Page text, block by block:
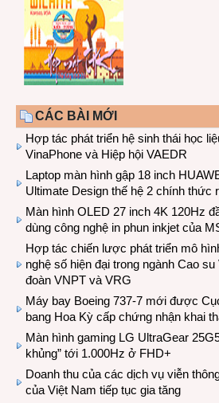
CÁC BÀI MỚI
Hợp tác phát triển hệ sinh thái học
VinaPhone và Hiệp hội VAEDR
Laptop màn hình gập 18 inch
Ultimate Design thế hệ 2 chính thức
Màn hình OLED 27 inch 4K 120Hz
dùng công nghệ in phun inkjet của
Hợp tác chiến lược phát triển mô
nghệ số hiện đại trong ngành Cao
đoàn VNPT và VRG
Máy bay Boeing 737-7 mới được
bang Hoa Kỳ cấp chứng nhận khai
Màn hình gaming LG UltraGear
khủng” tới 1.000Hz ở FHD+
Doanh thu của các dịch vụ viễn
của Việt Nam tiếp tục gia tăng